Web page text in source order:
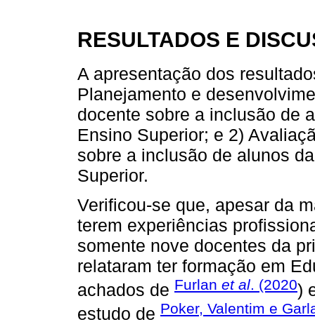
RESULTADOS E
A apresentação dos
Planejamento e
docente sobre a inclusão de
Ensino Superior; e 2)
sobre a inclusão de alunos
Superior.
Verificou-se que, apesar da
terem experiências
somente nove docentes da
relataram ter formação em
achados de Furlan et al. (2020)
estudo de Poker, Valentim e